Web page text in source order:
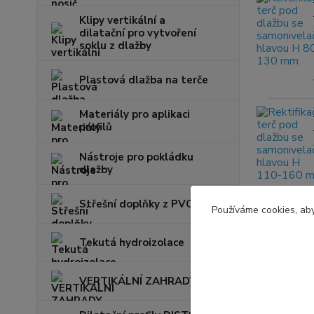
Klipy vertikální a
dilatační pro vytvoření
soklu z dlažby
Plastová dlažba na terče
Materiály pro aplikaci
profilů
Nástroje pro pokládku
dlažby
Střešní doplňky z PVC
Tekutá hydroizolace
VERTIKÁLNÍ ZAHRADY
Používáme cookies,